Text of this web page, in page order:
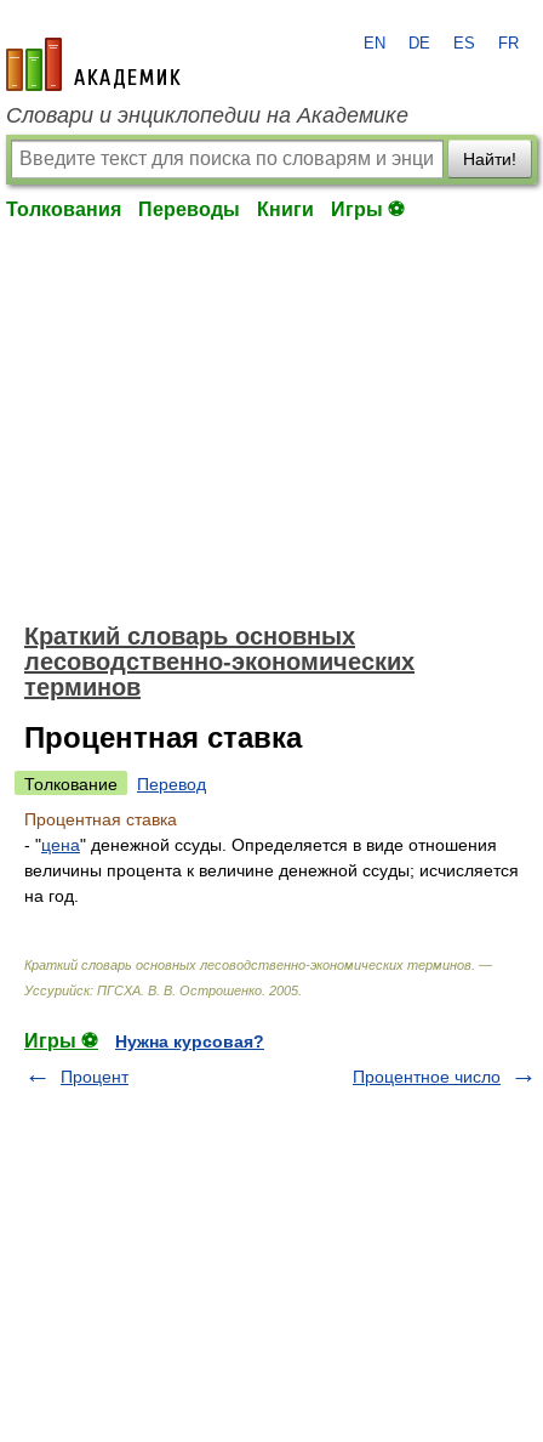
academic.ru
EN DE ES FR
Словари и энциклопедии на Академике
Найти!
Толкования Переводы Книги Игры ⚽
Краткий словарь основных
лесоводственно-экономических
терминов
Процентная ставка
Толкование
Перевод
Процентная ставка
- "цена" денежной ссуды. Определяется в виде отношения
величины процента к величине денежной ссуды; исчисляется
на год.
Краткий словарь основных лесоводственно-экономических терминов. —
Уссурийск: ПГСХА В. В. Острошенко 2005
Игры ⚽
Нужна курсовая?
Процент
Процентное число